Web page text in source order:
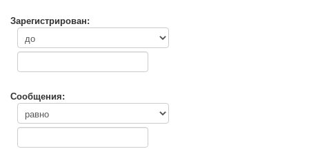
Зарегистрирован:
Сообщения: